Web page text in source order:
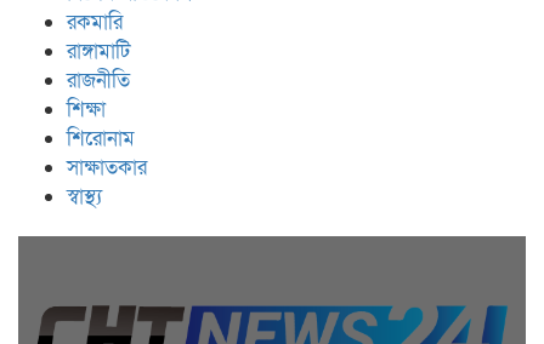
রকমারি
রাঙ্গামাটি
রাজনীতি
শিক্ষা
শিরোনাম
সাক্ষাতকার
স্বাস্থ্য